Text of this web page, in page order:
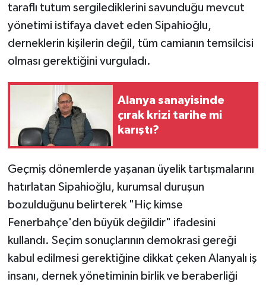
taraflı tutum sergilediklerini savunduğu mevcut
yönetimi istifaya davet eden Sipahioğlu,
derneklerin kişilerin değil, tüm camianın temsilcisi
olması gerektiğini vurguladı.
Alanya sanayisinde
çırak krizi tarihe mi
karıştı?
Geçmiş dönemlerde yaşanan üyelik tartışmalarını
hatırlatan Sipahioğlu, kurumsal duruşun
bozulduğunu belirterek "Hiç kimse
Fenerbahçe'den büyük değildir" ifadesini
kullandı. Seçim sonuçlarının demokrasi gereği
kabul edilmesi gerektiğine dikkat çeken Alanyalı iş
insanı, dernek yönetiminin birlik ve beraberliği